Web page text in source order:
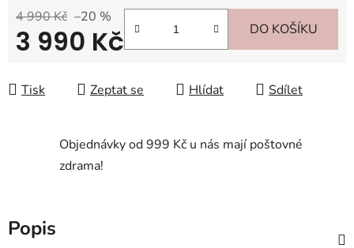
4 990 Kč –20 %
3 990 Kč DO KOŠÍKU
Tisk Zeptat se Hlídat Sdílet
Objednávky od 999 Kč u nás mají poštovné
zdrama!
Popis